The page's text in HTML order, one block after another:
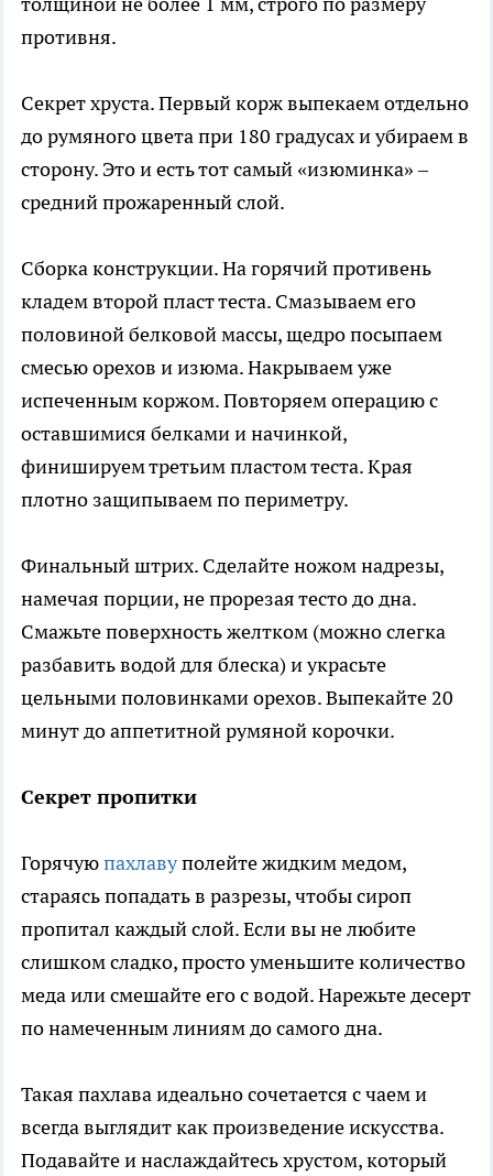
противня.
Секрет хруста. Первый корж выпекаем отдельно
до румяного цвета при 180 градусах и убираем в
сторону. Это и есть тот самый «изюминка» –
средний прожаренный слой.
Сборка конструкции. На горячий противень
кладем второй пласт теста. Смазываем его
половиной белковой массы, щедро посыпаем
смесью орехов и изюма. Накрываем уже
испеченным коржом. Повторяем операцию с
оставшимися белками и начинкой,
финишируем третьим пластом теста. Края
плотно защипываем по периметру.
Финальный штрих. Сделайте ножом надрезы,
намечая порции, не прорезая тесто до дна.
Смажьте поверхность желтком (можно слегка
разбавить водой для блеска) и украсьте
цельными половинками орехов. Выпекайте 20
минут до аппетитной румяной корочки.
Секрет пропитки
Горячуюпахлавуполейте жидким медом,
стараясь попадать в разрезы, чтобы сироп
пропитал каждый слой. Если вы не любите
слишком сладко, просто уменьшите количество
меда или смешайте его с водой. Нарежьте десерт
по намеченным линиям до самого дна.
Такая пахлава идеально сочетается с чаем и
всегда выглядит как произведение искусства.
Подавайте и наслаждайтесь хрустом, который